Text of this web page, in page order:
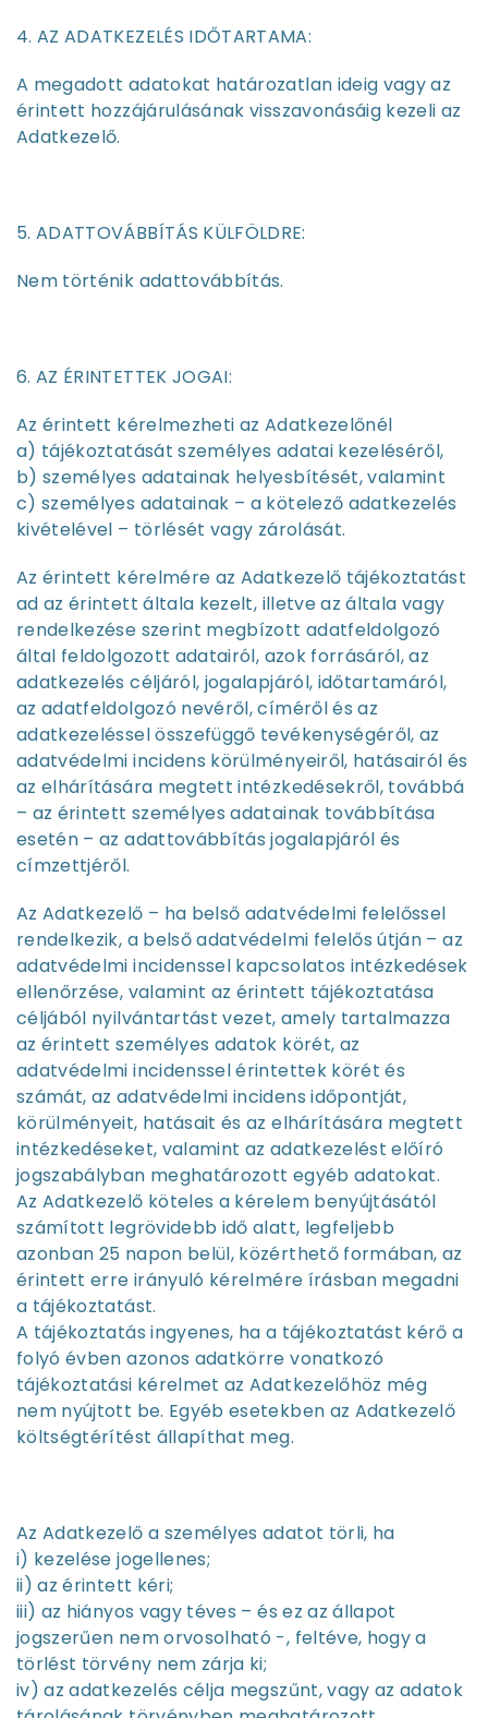
4. AZ ADATKEZELÉS IDŐTARTAMA:
A megadott adatokat határozatlan ideig vagy az
érintett hozzájárulásának visszavonásáig kezeli az
Adatkezelő.
5. ADATTOVÁBBÍTÁS KÜLFÖLDRE:
Nem történik adattovábbítás.
6. AZ ÉRINTETTEK JOGAI:
Az érintett kérelmezheti az Adatkezelőnél
a) tájékoztatását személyes adatai kezeléséről,
b) személyes adatainak helyesbítését, valamint
c) személyes adatainak – a kötelező adatkezelés
kivételével – törlését vagy zárolását.
Az érintett kérelmére az Adatkezelő tájékoztatást
ad az érintett általa kezelt, illetve az általa vagy
rendelkezése szerint megbízott adatfeldolgozó
által feldolgozott adatairól, azok forrásáról, az
adatkezelés céljáról, jogalapjáról, időtartamáról,
az adatfeldolgozó nevéről, címéről és az
adatkezeléssel összefüggő tevékenységéről, az
adatvédelmi incidens körülményeiről, hatásairól és
az elhárítására megtett intézkedésekről, továbbá
– az érintett személyes adatainak továbbítása
esetén – az adattovábbítás jogalapjáról és
címzettjéről.
Az Adatkezelő – ha belső adatvédelmi felelőssel
rendelkezik, a belső adatvédelmi felelős útján – az
adatvédelmi incidenssel kapcsolatos intézkedések
ellenőrzése, valamint az érintett tájékoztatása
céljából nyilvántartást vezet, amely tartalmazza
az érintett személyes adatok körét, az
adatvédelmi incidenssel érintettek körét és
számát, az adatvédelmi incidens időpontját,
körülményeit, hatásait és az elhárítására megtett
intézkedéseket, valamint az adatkezelést előíró
jogszabályban meghatározott egyéb adatokat.
Az Adatkezelő köteles a kérelem benyújtásától
számított legrövidebb idő alatt, legfeljebb
azonban 25 napon belül, közérthető formában, az
érintett erre irányuló kérelmére írásban megadni
a tájékoztatást.
A tájékoztatás ingyenes, ha a tájékoztatást kérő a
folyó évben azonos adatkörre vonatkozó
tájékoztatási kérelmet az Adatkezelőhöz még
nem nyújtott be. Egyéb esetekben az Adatkezelő
költségtérítést állapíthat meg.
Az Adatkezelő a személyes adatot törli, ha
i) kezelése jogellenes;
ii) az érintett kéri;
iii) az hiányos vagy téves – és ez az állapot
jogszerűen nem orvosolható -, feltéve, hogy a
törlést törvény nem zárja ki;
iv) az adatkezelés célja megszűnt, vagy az adatok